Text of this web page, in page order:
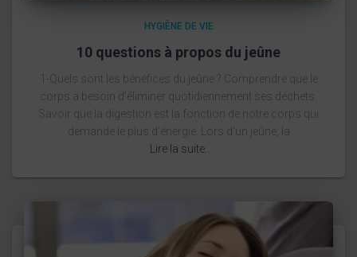
HYGIÈNE DE VIE
10 questions à propos du jeûne
1-Quels sont les bénéfices du jeûne ? Comprendre que le
corps a besoin d’éliminer quotidiennement ses déchets.
Savoir que la digestion est la fonction de notre corps qui
demande le plus d’énergie. Lors d’un jeûne, la
Lire la suite…